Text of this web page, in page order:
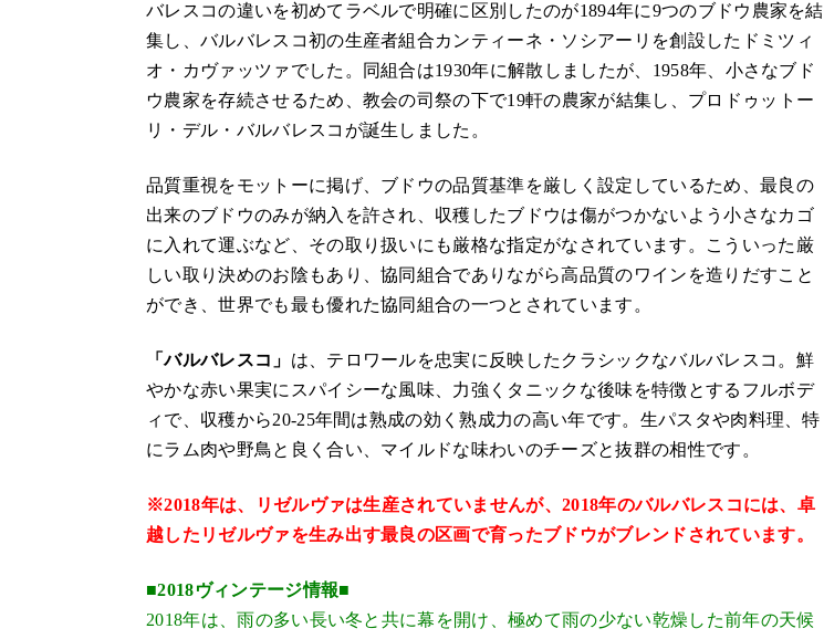
バレスコの違いを初めてラベルで明確に区別したのが1894年に9つのブドウ農家を結
集し、バルバレスコ初の生産者組合カンティーネ・ソシアーリを創設したドミツィ
オ・カヴァッツァでした。同組合は1930年に解散しましたが、1958年、小さなブド
ウ農家を存続させるため、教会の司祭の下で19軒の農家が結集し、プロドゥットー
リ・デル・バルバレスコが誕生しました。
品質重視をモットーに掲げ、ブドウの品質基準を厳しく設定しているため、最良の
出来のブドウのみが納入を許され、収穫したブドウは傷がつかないよう小さなカゴ
に入れて運ぶなど、その取り扱いにも厳格な指定がなされています。こういった厳
しい取り決めのお陰もあり、協同組合でありながら高品質のワインを造りだすこと
ができ、世界でも最も優れた協同組合の一つとされています。
「バルバレスコ」 は、テロワールを忠実に反映したクラシックなバルバレスコ。鮮
やかな赤い果実にスパイシーな風味、力強くタニックな後味を特徴とするフルボデ
ィで、収穫から20-25年間は熟成の効く熟成力の高い年です。生パスタや肉料理、特
にラム肉や野鳥と良く合い、マイルドな味わいのチーズと抜群の相性です。
※2018年は、リゼルヴァは生産されていませんが、2018年のバルバレスコには、卓
越したリゼルヴァを生み出す最良の区画で育ったブドウがブレンドされています。
■2018ヴィンテージ情報■
2018年は、雨の多い長い冬と共に幕を開け、極めて雨の少ない乾燥した前年の天候